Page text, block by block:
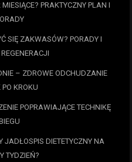
PRAKTYCZNY PLAN I
SIĘ ZAKWASÓW? PORADY I
– ZDROWE ODCHUDZANIE
PO KROKU
POPRAWIAJĄCE TECHNIKĘ
JADŁOSPIS DIETETYCZNY NA
TYDZIEŃ?